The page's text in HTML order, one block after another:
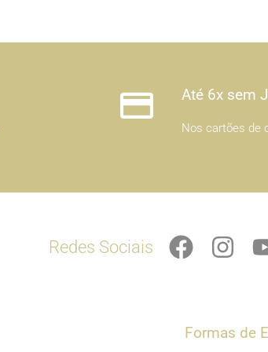
Até 6x sem
Nos cartões de
Redes Sociais
F
a
b
I
n
a
Formas de